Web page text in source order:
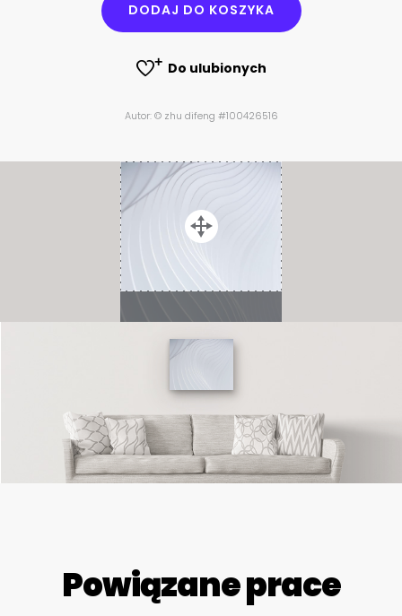
DODAJ DO KOSZYKA
Do ulubionych
Autor: © zhu difeng #100426516
Powiązane prace